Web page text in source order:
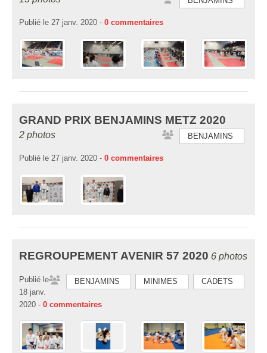
Publié le 27 janv. 2020 - 0 commentaires
GRAND PRIX BENJAMINS METZ 2020
2 photos BENJAMINS
Publié le 27 janv. 2020 - 0 commentaires
REGROUPEMENT AVENIR 57 2020 6 photos
BENJAMINS MINIMES CADETS
Publié le
18 janv.
2020 - 0 commentaires